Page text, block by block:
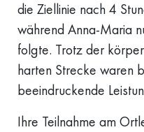
die Ziellinie nach 4
während Anna-Maria
folgte. Trotz der
harten Strecke waren
beeindruckende
Ihre Teilnahme am